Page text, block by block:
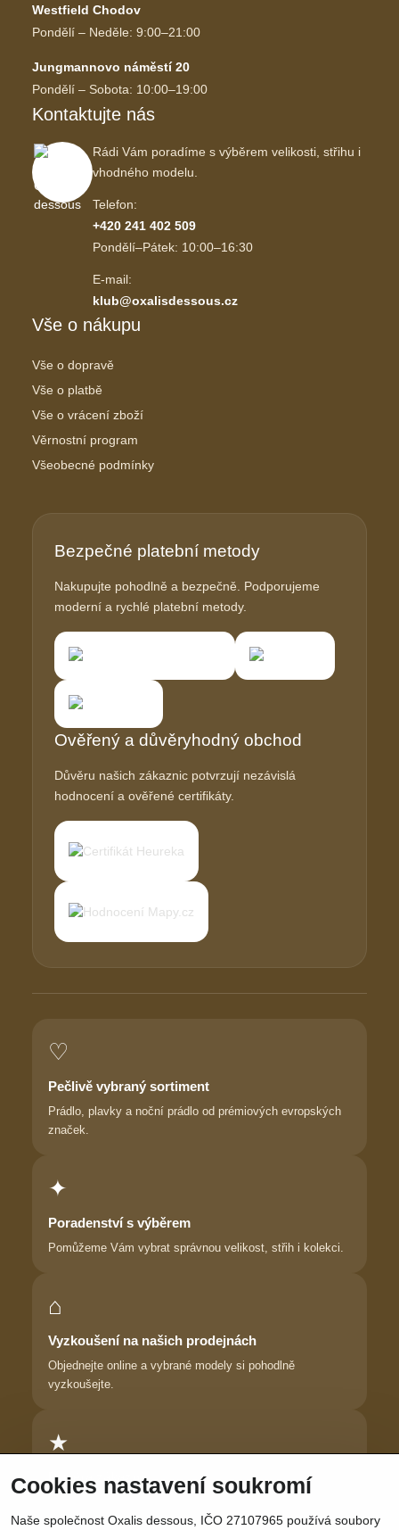
Westfield Chodov
Pondělí – Neděle: 9:00–21:00
Jungmannovo náměstí 20
Pondělí – Sobota: 10:00–19:00
Kontaktujte nás
Rádi Vám poradíme s výběrem velikosti, střihu i
vhodného modelu.
Telefon:
+420 241 402 509
Pondělí–Pátek: 10:00–16:30
E-mail:
klub@oxalisdessous.cz
Vše o nákupu
Vše o dopravě
Vše o platbě
Vše o vrácení zboží
Věrnostní program
Všeobecné podmínky
Bezpečné platební metody
Nakupujte pohodlně a bezpečně. Podporujeme
moderní a rychlé platební metody.
Ověřený a důvěryhodný obchod
Důvěru našich zákaznic potvrzují nezávislá
hodnocení a ověřené certifikáty.
♡
Pečlivě vybraný sortiment
Prádlo, plavky a noční prádlo od prémiových evropských
značek.
✦
Poradenství s výběrem
Pomůžeme Vám vybrat správnou velikost, střih i kolekci.
⌂
Vyzkoušení na našich prodejnách
Objednejte online a vybrané modely si pohodlně
vyzkoušejte.
★
Důvěra zákaznic
cítí krásně.
Cookies nastavení soukromí
Naše společnost Oxalis dessous, IČO 27107965 používá soubory